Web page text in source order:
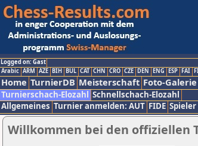
Logged on: Gast
Arabic ARM AZE BIH BUL CAT CHN CRO CZE DEN ENG ESP FAI
Home TurnierDB Meisterschaft Foto-Galerie
Turnierschach-Elozahl Schnellschach-Elozahl
Allgemeines Turnier anmelden: AUT FIDE
Willkommen bei den offiziellen